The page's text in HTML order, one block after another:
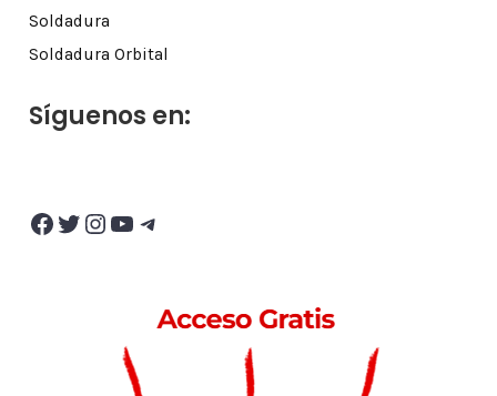
Soldadura
Soldadura Orbital
Síguenos en:
Facebook Twitter InstagramYouTube Telegram